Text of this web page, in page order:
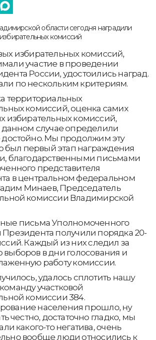
избирательных комиссий,
участие в проведении
России, удостоились наград.
по нескольким критериям.
территориальных
комиссий, оценка самих
избирательных комиссий,
данном случае определили
достойно. Мы продолжим эту
был первый этап награждения
благодарственными письмами
представителя
в центральном федеральном
Минаев, Председатель
комиссии Владимирской
письма Уполномоченного
Президента получили порядка 20-
Каждый из них следил за
выборов в дни голосования и
работу комиссии.
удалось сплотить нашу
участковой
комиссии 384.
населения прошло, ну
честно, достаточно гладко, мы
какого-то негатива, очень
вообще люди относились к